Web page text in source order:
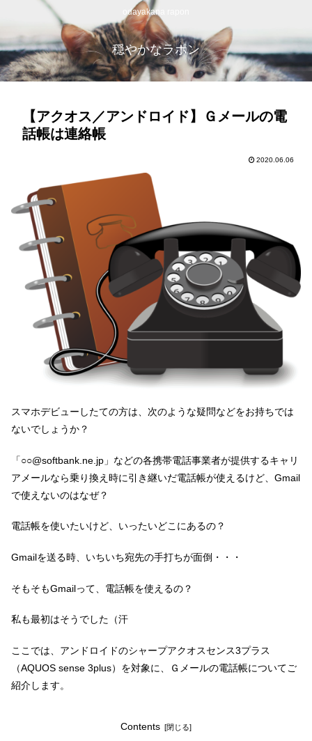
odayakana rapon
穏やかなラポン
【アクオス／アンドロイド】Ｇメールの電
話帳は連絡帳
2020.06.06
スマホデビューしたての方は、次のような疑問などをお持ちでは
ないでしょうか？
「○○@softbank.ne.jp」などの各携帯電話事業者が提供するキャリ
アメールなら乗り換え時に引き継いだ電話帳が使えるけど、Gmail
で使えないのはなぜ？
電話帳を使いたいけど、いったいどこにあるの？
Gmailを送る時、いちいち宛先の手打ちが面倒・・・
そもそもGmailって、電話帳を使えるの？
私も最初はそうでした（汗
ここでは、アンドロイドのシャープアクオスセンス3プラス
（AQUOS sense 3plus）を対象に、Ｇメールの電話帳についてご
紹介します。
Contents